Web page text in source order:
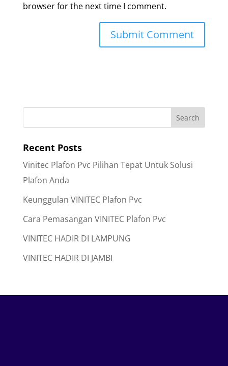
browser for the next time I comment.
Recent Posts
Vinitec Plafon Pvc Pilihan Tepat Untuk Solusi
Plafon Anda
Keunggulan VINITEC Plafon Pvc
Cara Pemasangan VINITEC Plafon Pvc
VINITEC HADIR DI LAMPUNG
VINITEC HADIR DI JAMBI